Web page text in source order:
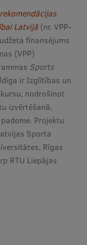
Latvijā(nr. VPP-
finansējums
(VPP)
Sports
ir Izglītības un
nodrošinot
izvērtēšanā,
Projektu
Sporta
Rīgas
RTU Liepājas